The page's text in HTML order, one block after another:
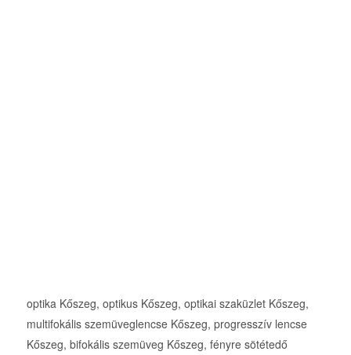
optika Kőszeg, optikus Kőszeg, optikai szaküzlet Kőszeg,
multifokális szemüveglencse Kőszeg, progresszív lencse
Kőszeg, bifokális szemüveg Kőszeg, fényre sötétedő